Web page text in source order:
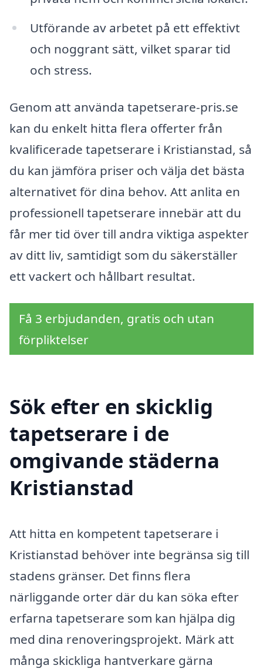
Utförande av arbetet på ett effektivt
och noggrant sätt, vilket sparar tid
och stress.
Genom att använda tapetserare-pris.se
kan du enkelt hitta flera offerter från
kvalificerade tapetserare i Kristianstad, så
du kan jämföra priser och välja det bästa
alternativet för dina behov. Att anlita en
professionell tapetserare innebär att du
får mer tid över till andra viktiga aspekter
av ditt liv, samtidigt som du säkerställer
ett vackert och hållbart resultat.
Få 3 erbjudanden, gratis och utan
förpliktelser
Sök efter en skicklig
tapetserare i de
omgivande städerna
Kristianstad
Att hitta en kompetent tapetserare i
Kristianstad behöver inte begränsa sig till
stadens gränser. Det finns flera
närliggande orter där du kan söka efter
erfarna tapetserare som kan hjälpa dig
med dina renoveringsprojekt. Märk att
många skickliga hantverkare gärna